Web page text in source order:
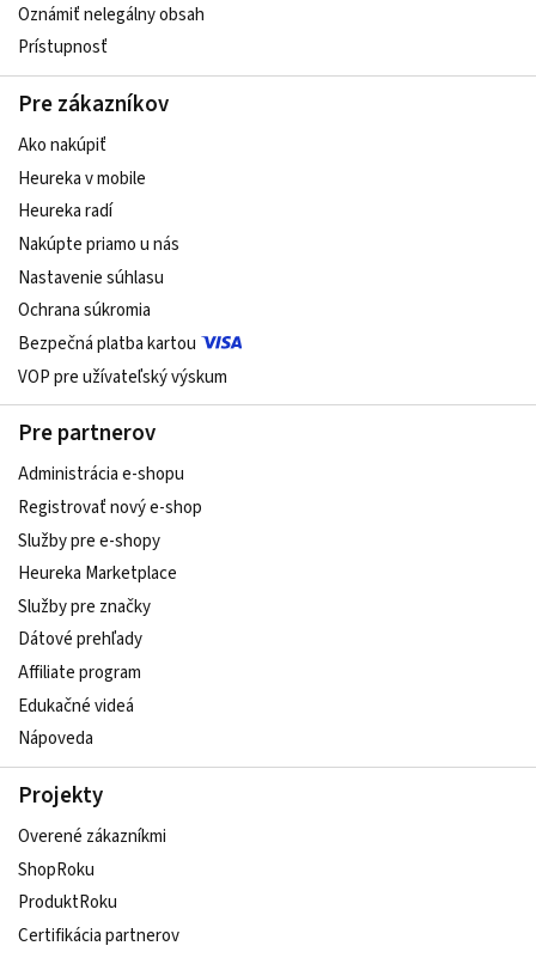
Oznámiť nelegálny obsah
Prístupnosť
Pre zákazníkov
Ako nakúpiť
Heureka v mobile
Heureka radí
Nakúpte priamo u nás
Nastavenie súhlasu
Ochrana súkromia
Bezpečná platba kartou
VOP pre užívateľský výskum
Pre partnerov
Administrácia e-shopu
Registrovať nový e-shop
Služby pre e‑shopy
Heureka Marketplace
Služby pre značky
Dátové prehľady
Affiliate program
Edukačné videá
Nápoveda
Projekty
Overené zákazníkmi
ShopRoku
ProduktRoku
Certifikácia partnerov